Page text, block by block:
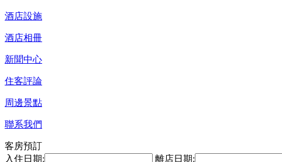
酒店設施
酒店相冊
新聞中心
住客評論
周邊景點
聯系我們
客房預訂
入住日期:
離店日期: